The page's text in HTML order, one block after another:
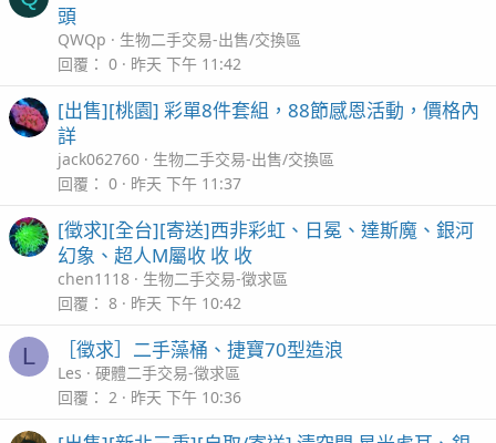
頭
QWQp
生物二手交易-出售/交換區
回覆
0 昨天 下午 11:42
[出售][桃園] 彩單8件套組，88節感恩活動，價格內
詳
jack062760
生物二手交易-出售/交換區
回覆
0 昨天 下午 11:37
[徵求][全台][寄送]西非彩虹、日冕、達斯魔、銀河
幻象、超人M屬收 收 收
chen1118
生物二手交易-徵求區
回覆
8 昨天 下午 10:42
L ［徵求］二手藻桶、捷寶70型造浪
Les
硬體二手交易-徵求區
回覆
2 昨天 下午 10:36